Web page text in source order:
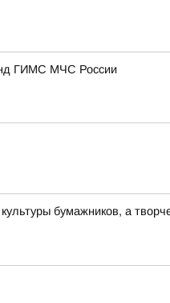
ГИМС МЧС России
бумажников, а